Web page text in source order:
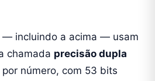
— incluindo a acima — usam
chamada precisão dupla
número, com 53 bits